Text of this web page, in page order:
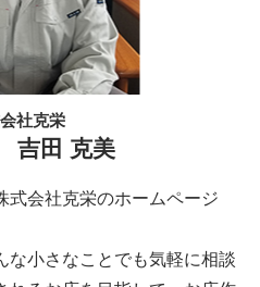
社克栄
吉田 克美
式会社克栄のホームページ
な小さなことでも気軽に相談